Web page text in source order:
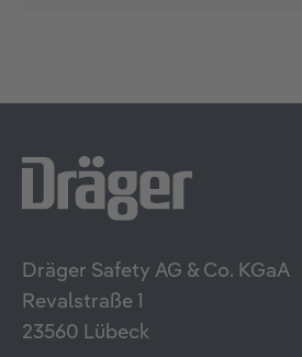
Dräger Safety AG & Co. KGaA
Revalstraße 1
23560 Lübeck